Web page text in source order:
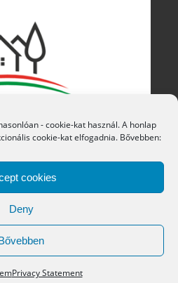
- cookie-kat használ. A honlap
cookie-kat elfogadnia. Bővebben:
cookies
Deny
Privacy Statement